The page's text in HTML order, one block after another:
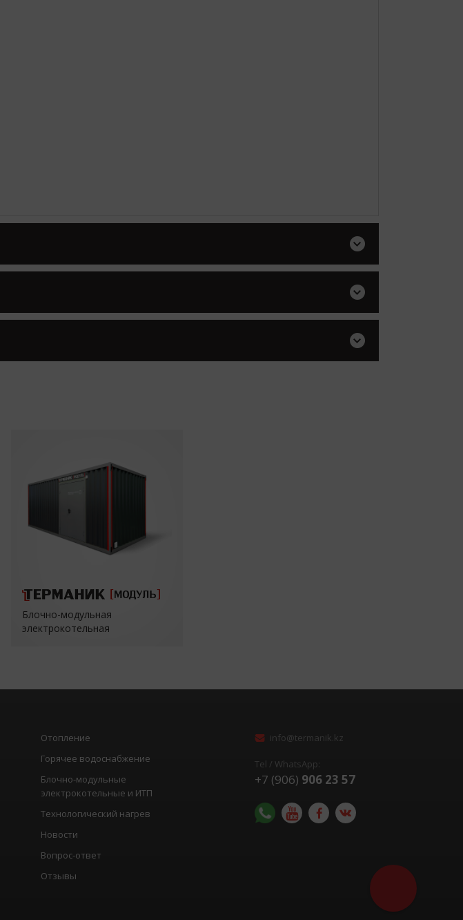
Блочно-модульная
электрокотельная
Отопление
Горячее водоснабжение
Блочно-модульные
электрокотельные и ИТП
Технологический нагрев
Новости
Вопрос-ответ
Отзывы
info@termanik.kz
Tel / WhatsApp:
+7 (906) 906 23 57
Помочь с
оборудования?